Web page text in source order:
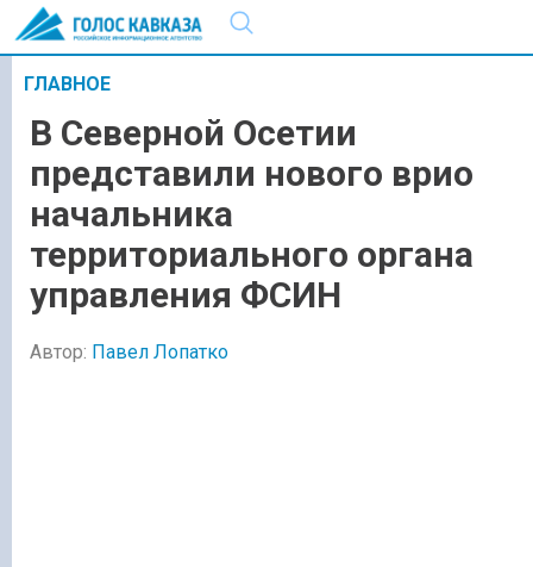
ГЛАВНОЕ
В Северной Осетии
представили нового врио
начальника
территориального органа
управления ФСИН
Автор: Павел Лопатко